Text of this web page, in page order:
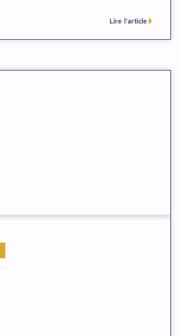
Lire l'article